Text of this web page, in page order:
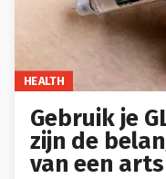
HEALTH
Gebruik je
zijn de
van een arts